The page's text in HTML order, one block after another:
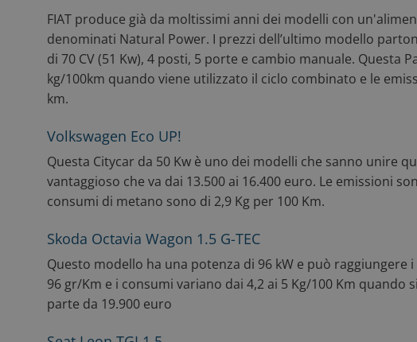
FIAT produce già da moltissimi anni dei modelli con
denominati Natural Power. I prezzi dell’ultimo modello
di 70 CV (51 Kw), 4 posti, 5 porte e cambio manuale. Questa
kg/100km quando viene utilizzato il ciclo combinato e le
km.
Volkswagen Eco UP!
Questa Citycar da 50 Kw è uno dei modelli che sanno unire
vantaggioso che va dai 13.500 ai 16.400 euro. Le emissioni
consumi di metano sono di 2,9 Kg per 100 Km.
Skoda Octavia Wagon 1.5 G-TEC
Questo modello ha una potenza di 96 kW e può raggiungere
96 gr/Km e i consumi variano dai 4,2 ai 5 Kg/100 Km quando
parte da 19.900 euro